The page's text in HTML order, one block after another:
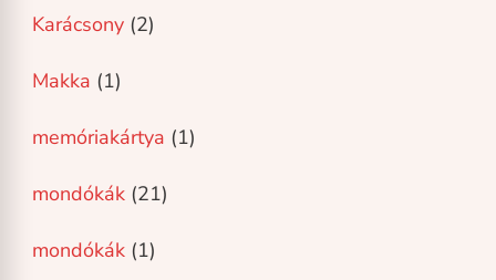
Karácsony (2)
Makka (1)
memóriakártya (1)
mondókák (21)
mondókák (1)